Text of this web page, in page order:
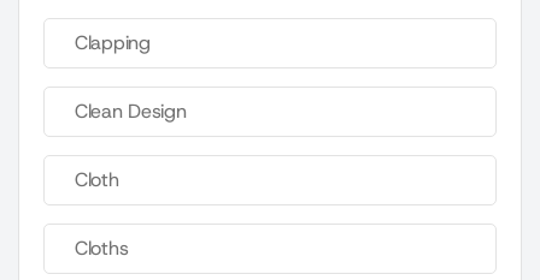
Clapping
Clean Design
Cloth
Cloths